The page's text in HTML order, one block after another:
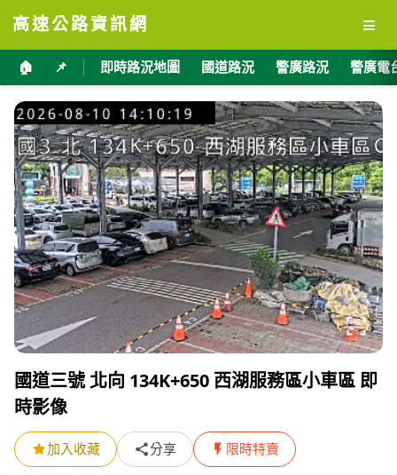
高速公路資訊網 ≡
🏠 📌 即時路況地圖 國道路況 警廣路況 警廣電
國道三號 北向 134K+650 西湖服務區小車區 即
時影像
加入收藏 分享 限時特賣